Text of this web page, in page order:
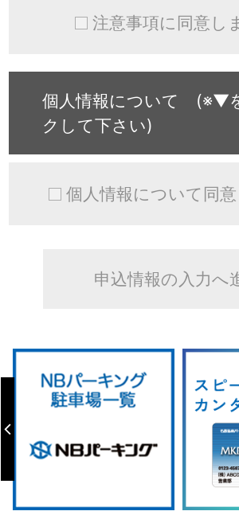
注意事項に同意し
個人情報について (※▼
クして下さい)
個人情報について同意